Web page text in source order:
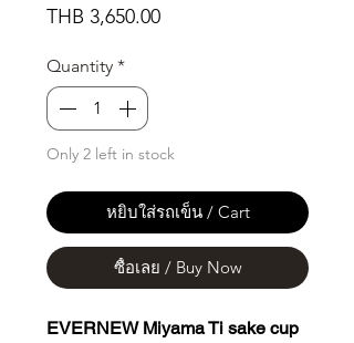
THB 3,650.00Price
Quantity *
Only 2 left in stock
หยิบใส่รถเข็น / Cart
ซื้อเลย / Buy Now
EVERNEW Miyama Ti sake cup